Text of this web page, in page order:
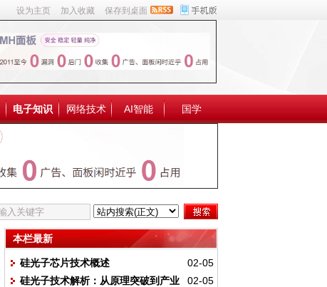
设为主页 加入收藏 保存到桌面
电子知识 网络技术 AI智能 国学
本栏最新
02-05
硅光子芯片技术概述
02-05
硅光子技术解析：从原理突破到产业